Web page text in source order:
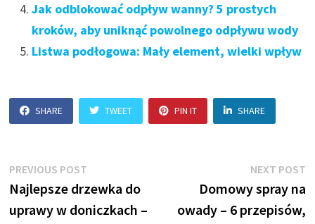
Jak odblokować odpływ wanny? 5 prostych
kroków, aby uniknąć powolnego odpływu wody
Listwa podłogowa: Mały element, wielki wpływ
SHARE TWEET PIN IT SHARE
Nawigacja
wpisu
PREVIOUS POST
post:
Najlepsze drzewka do
uprawy w doniczkach –
NEXT POST
Domowy spray na
owady – 6 przepisów,